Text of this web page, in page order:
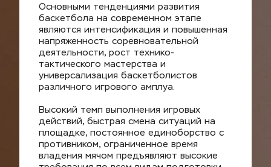
Основными тенденциями развития
баскетбола на современном этапе
являются интенсификация и повышенная
напряженность соревновательной
деятельности, рост технико-
тактического мастерства и
универсализация баскетболистов
различного игрового амплуа.
Высокий темп выполнения игровых
действий, быстрая смена ситуаций на
площадке, постоянное единоборство с
противником, ограниченное время
владения мячом предъявляют высокие